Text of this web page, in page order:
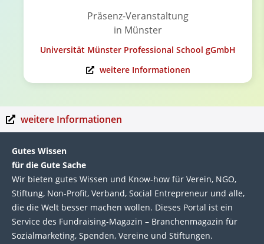
Präsenz-Veranstaltung
in Münster
Universität Münster Professional School gGmbH
weitere Informationen
weitere Informationen
Gutes Wissen
für die Gute Sache
Wir bie­ten gutes Wis­sen und Know-how für Ver­ein, NGO,
Stif­tung, Non-Profit, Ver­band, Social Entre­pre­neur und alle,
die die Welt bes­ser machen wol­len. Die­ses Por­tal ist ein
Service des Fund­raising-Magazin – Bran­chen­magazin für
Sozial­marke­ting, Spen­den, Ver­eine und Stif­tun­gen.